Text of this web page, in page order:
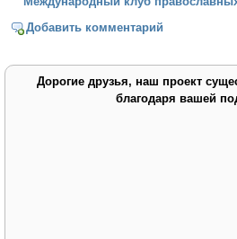
Добавить комментарий
Дорогие друзья, наш проект
благодаря вашей